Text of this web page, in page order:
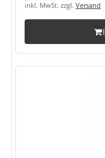
inkl. MwSt. zzgl. Versand